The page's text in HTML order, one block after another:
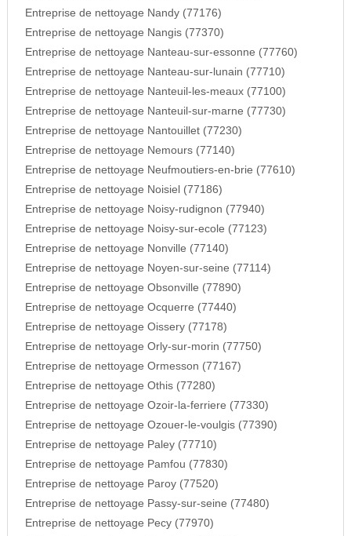
Entreprise de nettoyage Nandy (77176)
Entreprise de nettoyage Nangis (77370)
Entreprise de nettoyage Nanteau-sur-essonne (77760)
Entreprise de nettoyage Nanteau-sur-lunain (77710)
Entreprise de nettoyage Nanteuil-les-meaux (77100)
Entreprise de nettoyage Nanteuil-sur-marne (77730)
Entreprise de nettoyage Nantouillet (77230)
Entreprise de nettoyage Nemours (77140)
Entreprise de nettoyage Neufmoutiers-en-brie (77610)
Entreprise de nettoyage Noisiel (77186)
Entreprise de nettoyage Noisy-rudignon (77940)
Entreprise de nettoyage Noisy-sur-ecole (77123)
Entreprise de nettoyage Nonville (77140)
Entreprise de nettoyage Noyen-sur-seine (77114)
Entreprise de nettoyage Obsonville (77890)
Entreprise de nettoyage Ocquerre (77440)
Entreprise de nettoyage Oissery (77178)
Entreprise de nettoyage Orly-sur-morin (77750)
Entreprise de nettoyage Ormesson (77167)
Entreprise de nettoyage Othis (77280)
Entreprise de nettoyage Ozoir-la-ferriere (77330)
Entreprise de nettoyage Ozouer-le-voulgis (77390)
Entreprise de nettoyage Paley (77710)
Entreprise de nettoyage Pamfou (77830)
Entreprise de nettoyage Paroy (77520)
Entreprise de nettoyage Passy-sur-seine (77480)
Entreprise de nettoyage Pecy (77970)